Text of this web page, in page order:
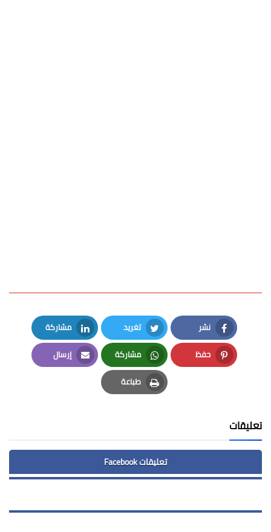
نشر
Facebook
تغريد
Twitter
مشاركة
LinkedIn
حفظ
Pinterest
مشاركة
Whatsapp
إرسال
Email
طباعة
Print
تعليقات
تعليقات Facebook